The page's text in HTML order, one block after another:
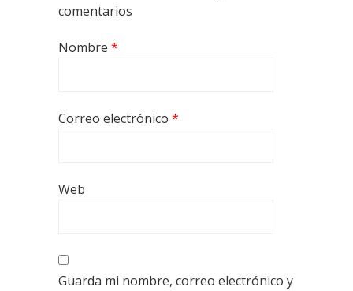
comentarios
Nombre *
Correo electrónico *
Web
Guarda mi nombre, correo electrónico y